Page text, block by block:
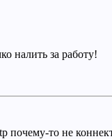
налить за работу!
почему-то не